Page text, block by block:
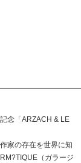
念「ARZACH & LE
家の存在を世界に知
（ガラージ